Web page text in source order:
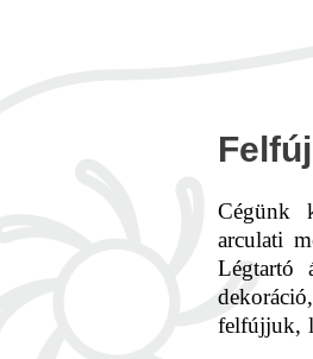
Cégünk
arculati
Légtartó
felfújjuk,